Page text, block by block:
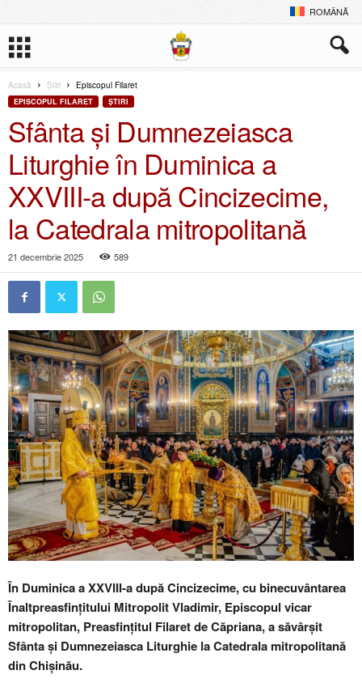
ROMÂNĂ
Acasă Ştiri Episcopul Filaret
EPISCOPUL FILARET ŞTIRI
Sfânta și Dumnezeiasca
Liturghie în Duminica a
XXVIII-a după Cincizecime,
la Catedrala mitropolitană
21 decembrie 2025 589
În Duminica a XXVIII-a după Cincizecime, cu binecuvântarea
Înaltpreasfințitului Mitropolit Vladimir, Episcopul vicar
mitropolitan, Preasfințitul Filaret de Căpriana, a săvârșit
Sfânta și Dumnezeiasca Liturghie la Catedrala mitropolitană
din Chișinău.